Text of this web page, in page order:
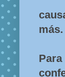
más.